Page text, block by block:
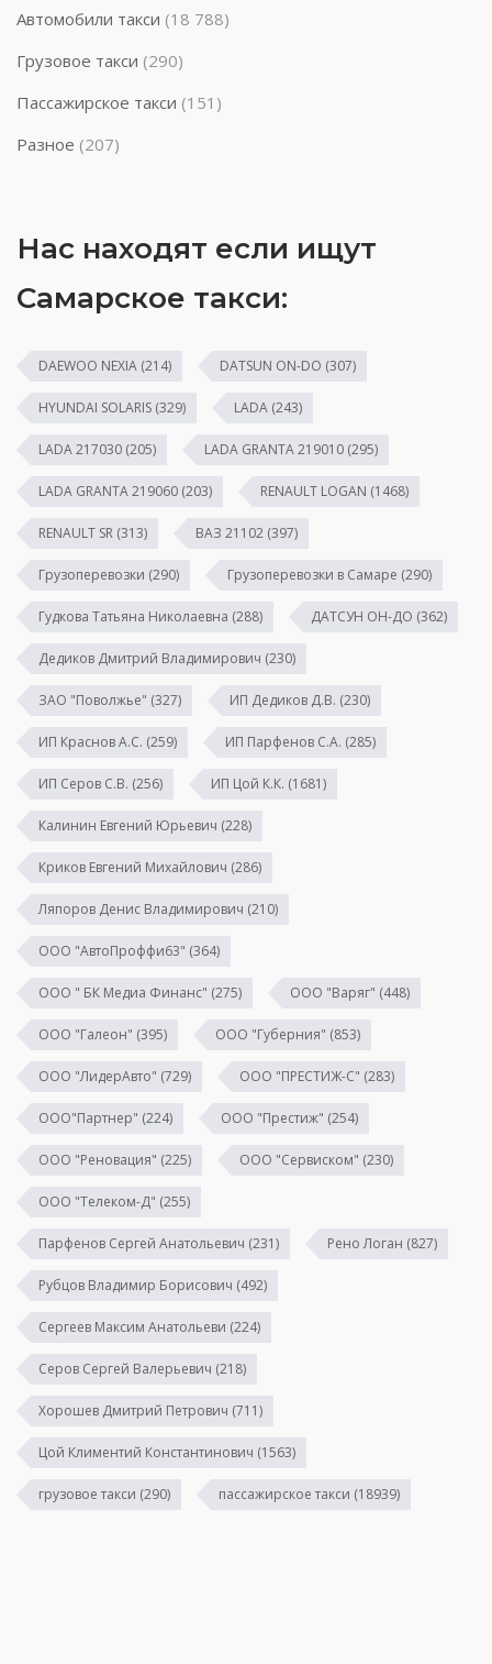
Автомобили такси (18 788)
Грузовое такси (290)
Пассажирское такси (151)
Разное (207)
Нас находят если ищут
Самарское такси:
DAEWOO NEXIA (214) DATSUN ON-DO (307)
HYUNDAI SOLARIS (329) LADA (243)
LADA 217030 (205) LADA GRANTA 219010 (295)
LADA GRANTA 219060 (203) RENAULT LOGAN (1468)
RENAULT SR (313) ВАЗ 21102 (397)
Грузоперевозки (290) Грузоперевозки в Самаре (290)
Гудкова Татьяна Николаевна (288) ДАТСУН ОН-ДО (362)
Дедиков Дмитрий Владимирович (230)
ЗАО "Поволжье" (327) ИП Дедиков Д.В. (230)
ИП Краснов А.С. (259) ИП Парфенов С.А. (285)
ИП Серов С.В. (256) ИП Цой К.К. (1681)
Калинин Евгений Юрьевич (228)
Криков Евгений Михайлович (286)
Ляпоров Денис Владимирович (210)
ООО "АвтоПроффи63" (364)
ООО " БК Медиа Финанс" (275) ООО "Варяг" (448)
ООО "Галеон" (395) ООО "Губерния" (853)
ООО "ЛидерАвто" (729) ООО "ПРЕСТИЖ-С" (283)
ООО"Партнер" (224) ООО "Престиж" (254)
ООО "Реновация" (225) ООО "Сервиском" (230)
ООО "Телеком-Д" (255)
Парфенов Сергей Анатольевич (231) Рено Логан (827)
Рубцов Владимир Борисович (492)
Сергеев Максим Анатольеви (224)
Серов Сергей Валерьевич (218)
Хорошев Дмитрий Петрович (711)
Цой Климентий Константинович (1563)
грузовое такси (290) пассажирское такси (18939)